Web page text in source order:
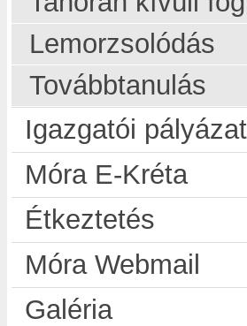
Lemorzsolódás
Továbbtanulás
Igazgatói
Móra E-Kréta
Étkeztetés
Móra Webmail
Galéria